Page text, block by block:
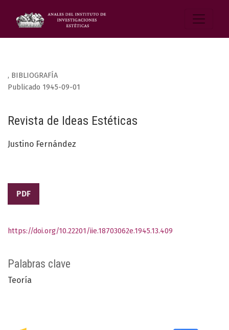
, BIBLIOGRAFÍA
Revista de Ideas Estéticas
Publicado 1945-09-01
Justino Fernández
PDF
Palabras clave
Teoría
https://doi.org/10.22201/iie.18703062e.1945.13.409